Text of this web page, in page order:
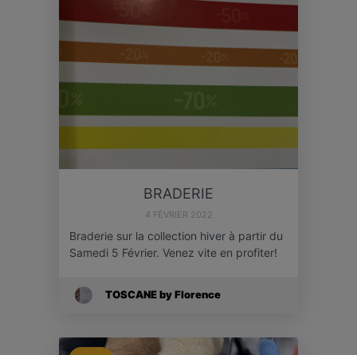
BRADERIE
4 FÉVRIER 2022
Braderie sur la collection hiver à partir du
Samedi 5 Février. Venez vite en profiter!
TOSCANE by Florence